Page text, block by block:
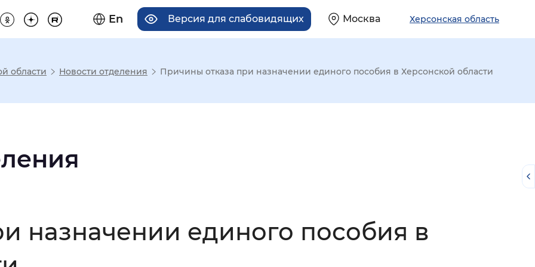
En Версия для слабовидящих Москва Херсонская область
отображения
Увеличенный Большой
области Новости отделения Причины отказа при назначении единого пособия в Херсонской области
назначении единого пособия в